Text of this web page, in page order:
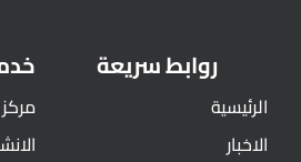
روابط سريعة
الرئيسية
الاخبار